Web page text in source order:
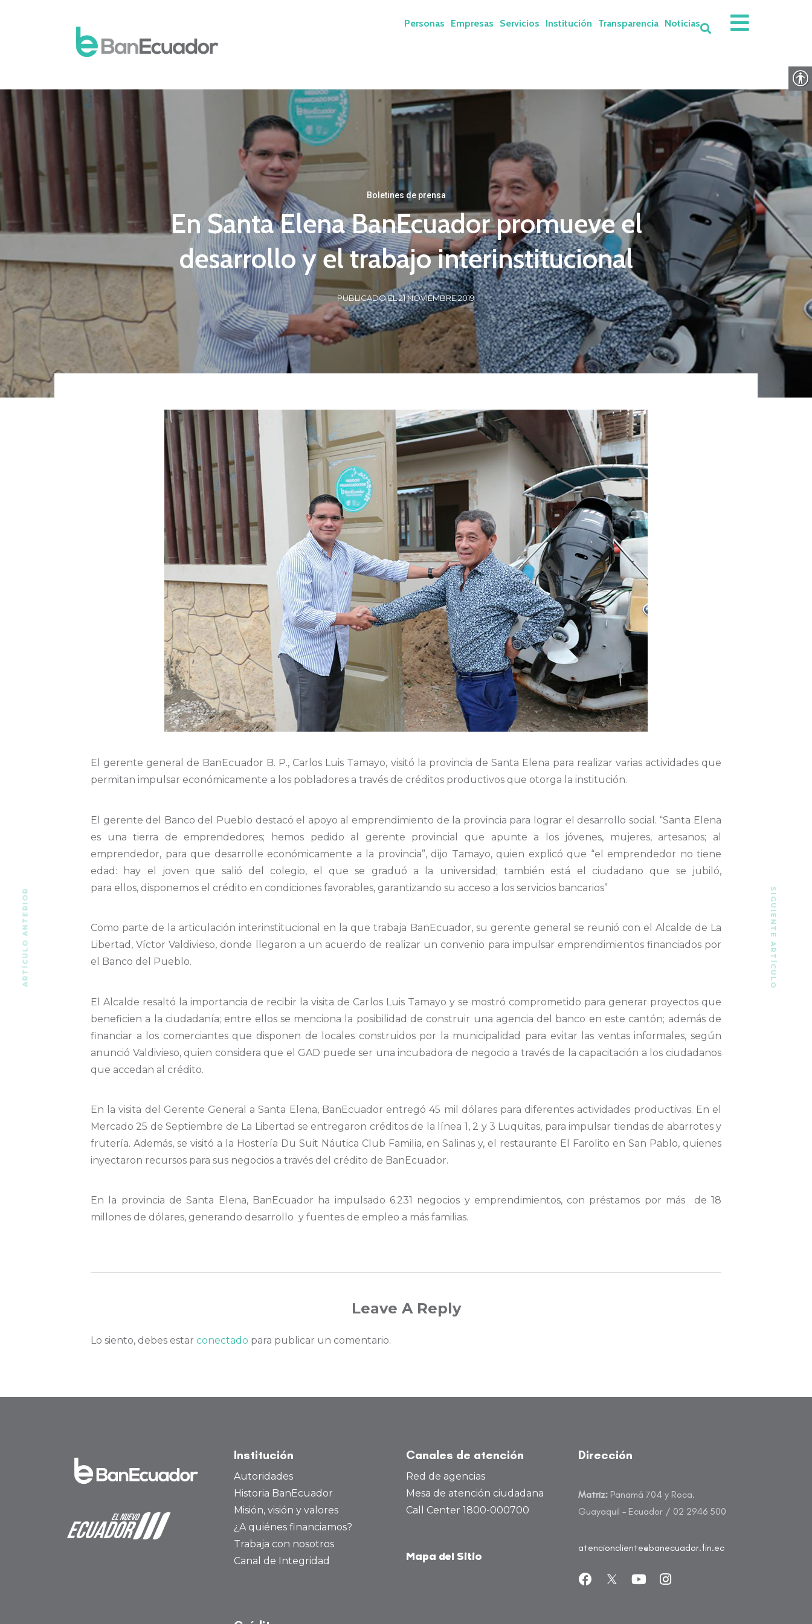
Personas Empresas Servicios Institución Transparencia Noticias
Boletines de prensa
En Santa Elena BanEcuador promueve el
desarrollo y el trabajo interinstitucional
PUBLICADO EL 21 NOVIEMBRE 2019
El gerente general de BanEcuador B. P., Carlos Luis Tamayo, visitó la provincia de Santa Elena para realizar varias actividades que
permitan impulsar económicamente a los pobladores a través de créditos productivos que otorga la institución.
El gerente del Banco del Pueblo destacó el apoyo al emprendimiento de la provincia para
lograr el desarrollo social. “Santa Elena
es unatierra de emprendedores; hemos pedido al gerente provincial que apunte a los jóvenes, mujeres, artesanos; al
emprendedor, para que desarrolle económicamente a la provincia”, dijo Tamayo, quien explicó que “el emprendedor no tiene
edad: hay el joven que salió del colegio, el que se graduó a la universidad; también está el ciudadano que se jubiló,
para ellos, disponemos el crédito en condiciones favorables, garantizando su acceso a los servicios bancarios”
Como parte de la articulación interinstitucional en la que trabaja BanEcuador, su gerente general se reunió con el Alcalde de La
Libertad, Víctor Valdivieso, donde llegaron a un acuerdo de realizar un convenio para impulsar emprendimientos financiados por
el Banco del Pueblo.
El Alcalde resaltó la importancia de recibir la visita de Car los Luis Tamayo y se mostró comprometido para generar proyectos que
beneficien a la ciudadanía; entre ellos se menciona la posibilidad de construir una agencia del banco en este cantón; además de
financiar a los comerciantes que disponen de locales construidos por la municipalidad para evitar las ventas informales, según
anunció Valdivieso, quien considera que el GAD puede ser una incubadora de negocio a través de la capacitación a los ciudadanos
que accedan al crédito.
En la visita del Gerente General a Santa Elena, BanEcuador entregó 45 mil dólares para diferentes actividades productivas. En el
Mercado 25 de Septiembre de La Libertad se entregaron créditos de la línea 1, 2 y 3 Luquitas, para impulsar tiendas de abarrotes y
frutería. Además, se visitó a la Hostería Du Suit Náutica Club Familia, en Salinas y, e l restaurante El Farolito en San Pablo, quienes
inyectaron recursos para sus negocios a través del crédito de BanEcuador.
En la provincia de Santa Elena, BanEcuador ha impulsado 6.231 negocios y emprendimientos, con préstamos por más de18
millones de dólares, generando desarrollo y fuentes de empleo a más familias.
Leave A Reply
Lo siento, debes estar conectado para publicar un comentario.
ARTÍCULO ANTERIOR SIGUIENTE ARTÍCULO
Institución
Autoridades
Historia BanEcuador
Misión, visión y valores
¿A quiénes financiamos?
Trabaja con nosotros
Canal de Integridad
Canales de atención
Red de agencias
Mesa de atención ciudadana
Call Center 1800-000700
Mapa del Sitio
Dirección
Matriz: Panamá 704 y Roca.
Guayaquil – Ecuador / 02 2946 500
atencioncliente@banecuador.fin.ec